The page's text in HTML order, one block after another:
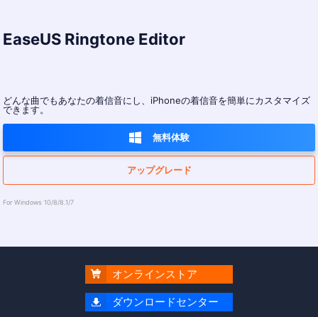
EaseUS Ringtone Editor
どんな曲でもあなたの着信音にし、iPhoneの着信音を簡単にカスタマイズ
できます。
 無料体験
アップグレード
For Windows 10/8/8.1/7
 オンラインストア
 ダウンロードセンター